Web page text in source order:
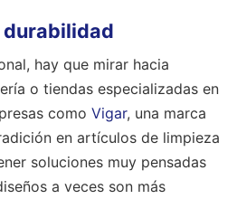
hay que mirar hacia
o tiendas especializadas en
como Vigar, una marca
en artículos de limpieza
soluciones muy pensadas
a veces son más